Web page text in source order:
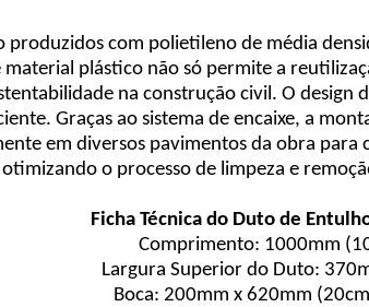
produzidos com polietileno de média
material plástico não só permite a
na construção civil. O design
Graças ao sistema de encaixe, a
em diversos pavimentos da obra
otimizando o processo de limpeza e
Ficha Técnica do Duto de
Comprimento: 1000mm
Largura Superior do Duto:
Boca: 200mm x 620mm